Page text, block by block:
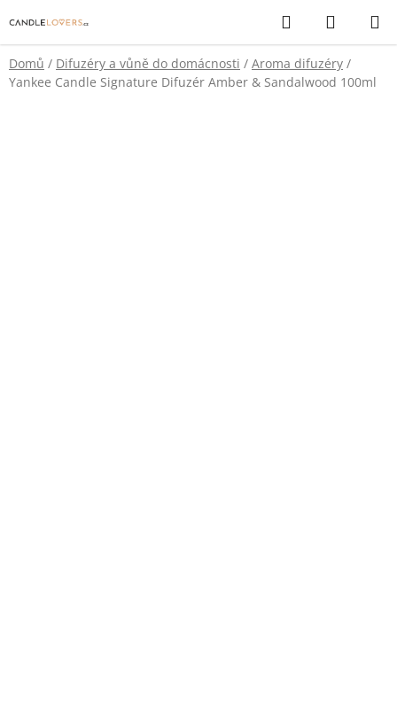
na
obsah
Hledat
KOŠÍK
Domů / Difuzéry a vůně do domácnosti / Aroma difuzéry /
Yankee Candle Signature Difuzér Amber & Sandalwood 100ml